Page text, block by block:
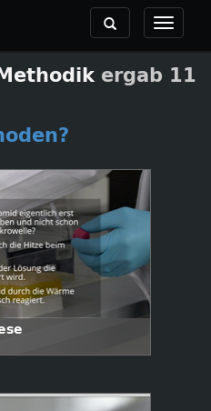
Toggle
Toggle
navigation
Methodik ergab 11